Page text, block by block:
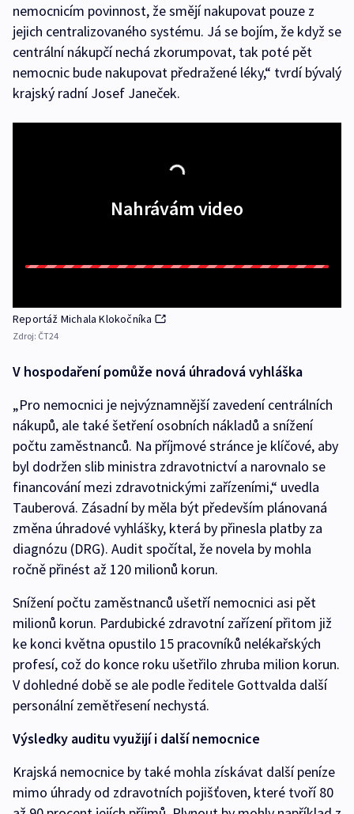
nemocnicím povinnost, že smějí nakupovat pouze z
jejich centralizovaného systému. Já se bojím, že když se
centrální nákupčí nechá zkorumpovat, tak poté pět
nemocnic bude nakupovat předražené léky,“ tvrdí bývalý
krajský radní Josef Janeček.
Nahrávám video
Reportáž Michala Klokočníka
Zdroj: ČT24
V hospodaření pomůže nová úhradová vyhláška
„Pro nemocnici je nejvýznamnější zavedení centrálních
nákupů, ale také šetření osobních nákladů a snížení
počtu zaměstnanců. Na příjmové stránce je klíčové, aby
byl dodržen slib ministra zdravotnictví a narovnalo se
financování mezi zdravotnickými zařízeními,“ uvedla
Tauberová. Zásadní by měla být především plánovaná
změna úhradové vyhlášky, která by přinesla platby za
diagnózu (DRG). Audit spočítal, že novela by mohla
ročně přinést až 120 milionů korun.
Snížení počtu zaměstnanců ušetří nemocnici asi pět
milionů korun. Pardubické zdravotní zařízení přitom již
ke konci května opustilo 15 pracovníků nelékařských
profesí, což do konce roku ušetřilo zhruba milion korun.
V dohledné době se ale podle ředitele Gottvalda další
personální zemětřesení nechystá.
Výsledky auditu využijí i další nemocnice
Krajská nemocnice by také mohla získávat další peníze
mimo úhrady od zdravotních pojišťoven, které tvoří 80